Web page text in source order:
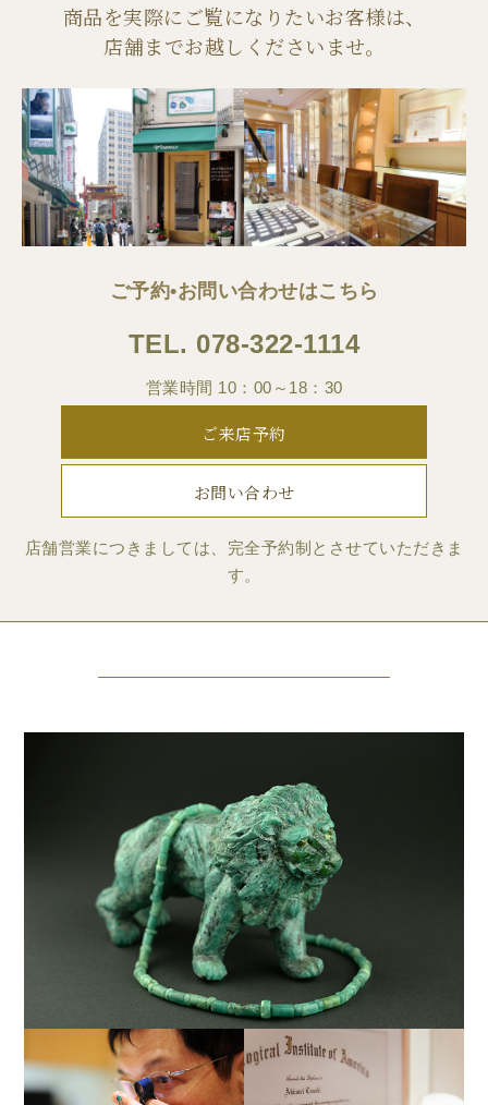
商品を実際にご覧になりたいお客様は、
店舗までお越しくださいませ。
ご予約•お問い合わせはこちら
TEL. 078-322-1114
営業時間 10：00～18：30
ご来店予約
お問い合わせ
店舗営業につきましては、完全予約制とさせていただきま
す。